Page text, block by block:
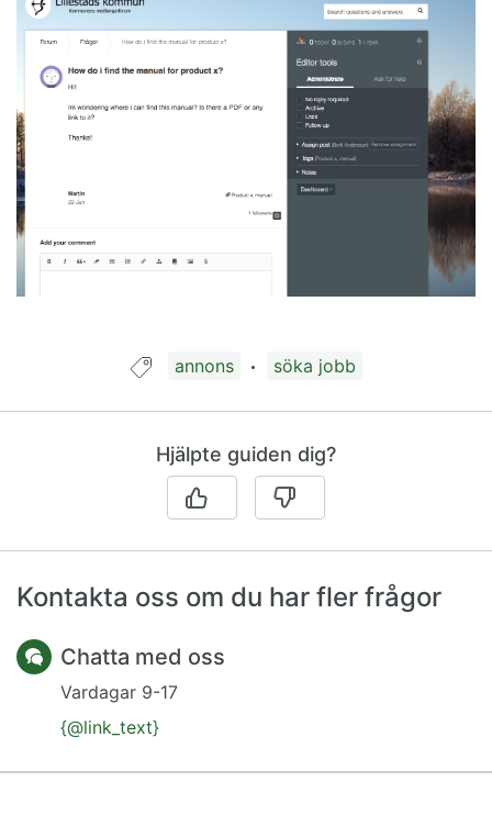
Guide taggad med:
annons söka jobb
Hjälpte guiden dig?
Kontakta oss om du har fler frågor
Chatta med oss
Vardagar 9-17
{@link_text}